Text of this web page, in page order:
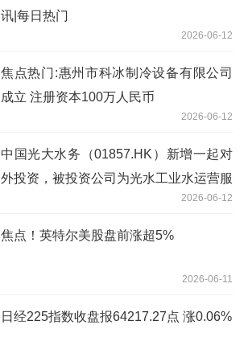
讯|每日热门
2026-06-12
焦点热门:惠州市科冰制冷设备有限公司
成立 注册资本100万人民币
2026-06-12
中国光大水务（01857.HK）新增一起对
外投资，被投资公司为光水工业水运营服
2026-06-12
焦点！英特尔美股盘前涨超5%
2026-06-11
日经225指数收盘报64217.27点 涨0.06%